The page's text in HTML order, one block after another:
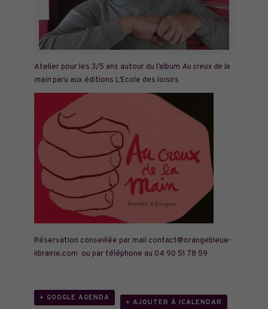
Atelier pour les 3/5 ans autour du l’album Au creux de la
main paru aux éditions L’Ecole des loisirs
Réservation conseillée par mail contact@orangebleue-
librairie.com ou par téléphone au 04 90 51 78 59
+ GOOGLE AGENDA
+ AJOUTER À ICALENDAR